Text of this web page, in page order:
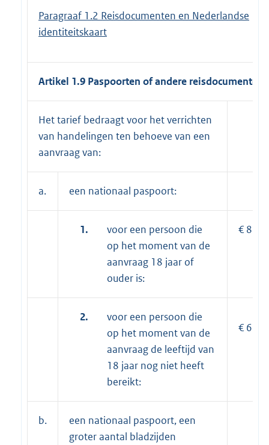
Paragraaf 1.2 Reisdocumenten en Nederlandse
identiteitskaart
Artikel 1.9 Paspoorten of andere reisdocumenten
Het tarief bedraagt voor het verrichten
van handelingen ten behoeve van een
aanvraag van:
a. een nationaal paspoort:
1.
voor een persoon die
op het moment van de
aanvraag 18 jaar of
ouder is:
€
2.
voor een persoon die
op het moment van de
aanvraag de leeftijd van
18 jaar nog niet heeft
bereikt:
€
b.
een nationaal paspoort, een
groter aantal bladzijden